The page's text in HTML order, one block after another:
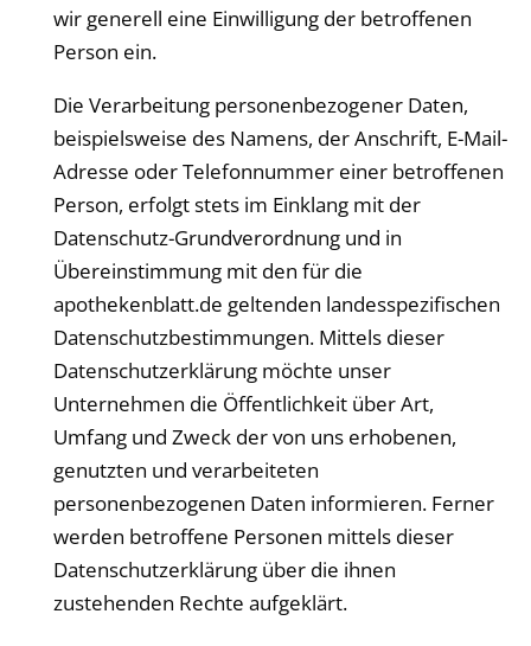
wir generell eine Einwilligung der betroffenen
Person ein.
Die Verarbeitung personenbezogener Daten,
beispielsweise des Namens, der Anschrift, E-Mail-
Adresse oder Telefonnummer einer betroffenen
Person, erfolgt stets im Einklang mit der
Datenschutz-Grundverordnung und in
Übereinstimmung mit den für die
apothekenblatt.de geltenden landesspezifischen
Datenschutzbestimmungen. Mittels dieser
Datenschutzerklärung möchte unser
Unternehmen die Öffentlichkeit über Art,
Umfang und Zweck der von uns erhobenen,
genutzten und verarbeiteten
personenbezogenen Daten informieren. Ferner
werden betroffene Personen mittels dieser
Datenschutzerklärung über die ihnen
zustehenden Rechte aufgeklärt.